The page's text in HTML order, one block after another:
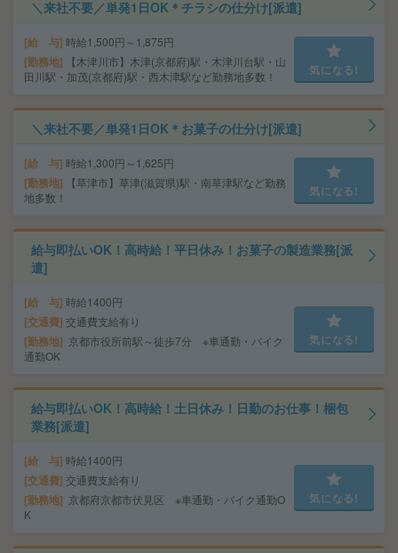
＼来社不要／単発1日OK＊チラシの仕分け[派遣]
給 与 時給1,500円～1,875円
勤務地
【木津川市】木津(京都府)駅・木津川台駅・山
田川駅・加茂(京都府)駅・西木津駅など勤務地多数！
気になる!
＼来社不要／単発1日OK＊お菓子の仕分け[派遣]
給 与 時給1,300円～1,625円
勤務地
【草津市】草津(滋賀県)駅・南草津駅など勤務
地多数！
気になる!
給与即払いOK！高時給！平日休み！お菓子の製造業務[派
遣]
給 与 時給1400円
交通費 交通費支給有り
勤務地
京都市役所前駅～徒歩7分 ※車通勤・バイク
通勤OK
気になる!
給与即払いOK！高時給！土日休み！日勤のお仕事！梱包
業務[派遣]
給 与 時給1400円
交通費 交通費支給有り
勤務地
京都府京都市伏見区 ※車通勤・バイク通勤O
K
気になる!